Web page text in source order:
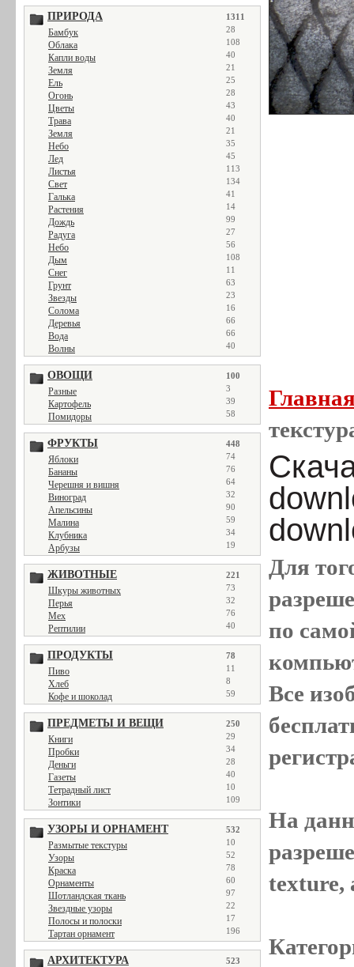
ПРИРОДА 1311
Бамбук 28
Облака 108
Капли воды 40
Земля 21
Ель 25
Огонь 28
Цветы 43
Трава 40
Земля 21
Небо 35
Лед 45
Листья 113
Свет 134
Галька 41
Растения 14
Дождь 99
Радуга 27
Небо 56
Дым 108
Снег 11
Грунт 63
Звезды 23
Солома 16
Деревья 66
Вода 66
Волны 40
ОВОЩИ 100
Разные 3
Картофель 39
Помидоры 58
ФРУКТЫ 448
Яблоки 74
Бананы 76
Черешня и вишня 64
Виноград 32
Апельсины 90
Малина 59
Клубника 34
Арбузы 19
ЖИВОТНЫЕ 221
Шкуры животных 73
Перья 32
Мех 76
Рептилии 40
ПРОДУКТЫ 78
Пиво 11
Хлеб 8
Кофе и шоколад 59
ПРЕДМЕТЫ И ВЕЩИ 250
Книги 29
Пробки 34
Деньги 28
Газеты 40
Тетрадный лист 10
Зонтики 109
УЗОРЫ И ОРНАМЕНТ 532
Размытые текстуры 10
Узоры 52
Краска 78
Орнаменты 60
Шотландская ткань 97
Звездные узоры 22
Полосы и полоски 17
Тартан орнамент 196
АРХИТЕКТУРА 523
Для
по
Все
На
texture,